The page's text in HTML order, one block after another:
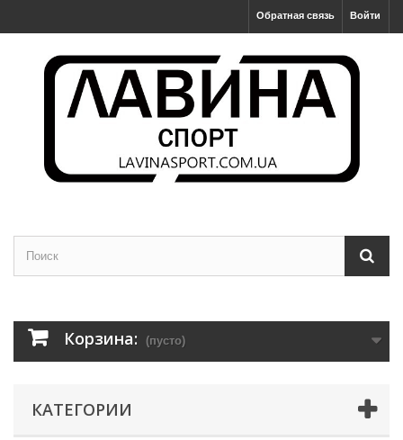
Войти
Обратная связь
Корзина: (пусто)
КАТЕГОРИИ